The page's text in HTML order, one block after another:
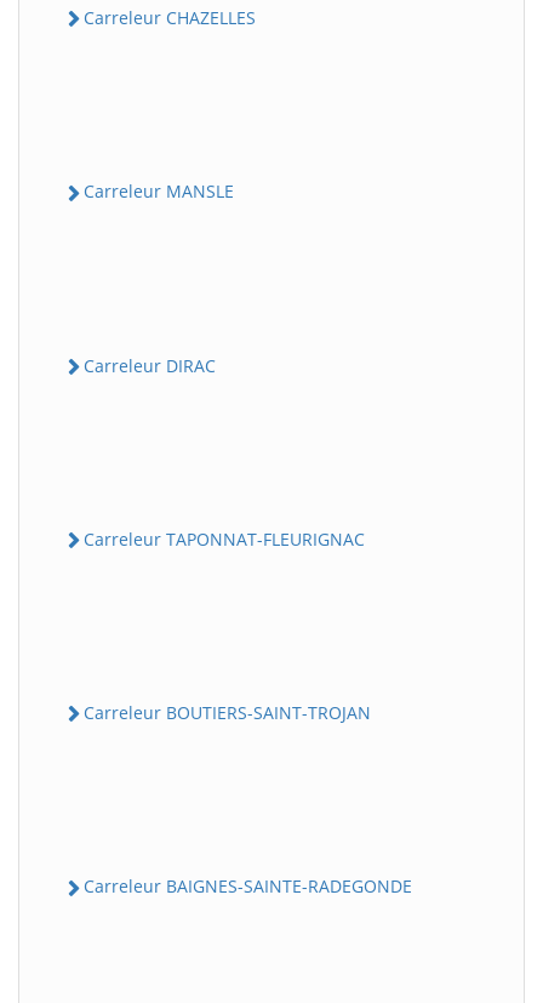
Carreleur CHAZELLES
Carreleur MANSLE
Carreleur DIRAC
Carreleur TAPONNAT-FLEURIGNAC
Carreleur BOUTIERS-SAINT-TROJAN
Carreleur BAIGNES-SAINTE-RADEGONDE